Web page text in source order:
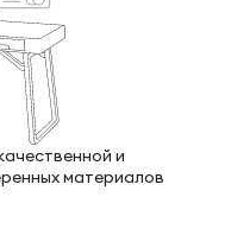
и
материалов